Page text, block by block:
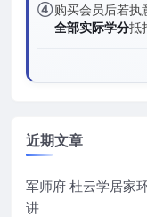
④购买会员后若执
全部实际学分抵
近期文章
军师府 杜云学居家
讲